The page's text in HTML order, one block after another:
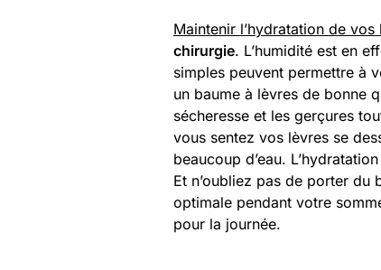
Maintenir l’hydratation de vos
chirurgie. L’humidité est en
simples peuvent permettre à
un baume à lèvres de bonne
sécheresse et les gerçures
vous sentez vos lèvres se
beaucoup d’eau.
Et n’oubliez pas de porter du
optimale pendant votre
pour la journée.